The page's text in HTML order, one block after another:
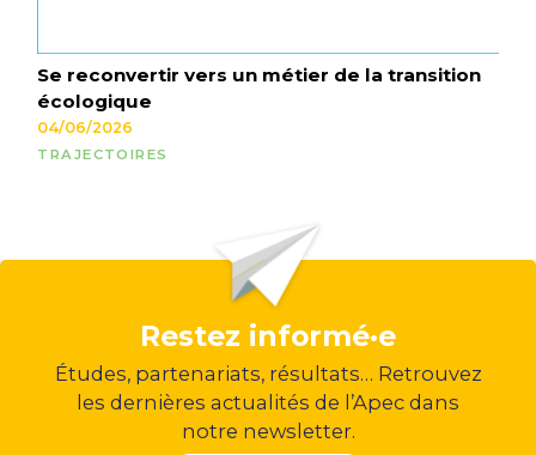
Se reconvertir vers un métier de la transition
écologique
04/06/2026
TRAJECTOIRES
Restez informé·e
Études, partenariats, résultats… Retrouvez
les dernières actualités de l’Apec dans
notre newsletter.